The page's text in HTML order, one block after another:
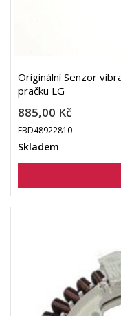
Originální Senzor
pračku LG
885,00 Kč
EBD48922810
Skladem